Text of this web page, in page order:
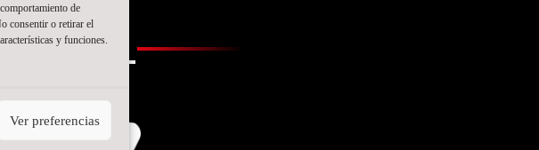
de
consentir o retirar el
y funciones.
Ver preferencias